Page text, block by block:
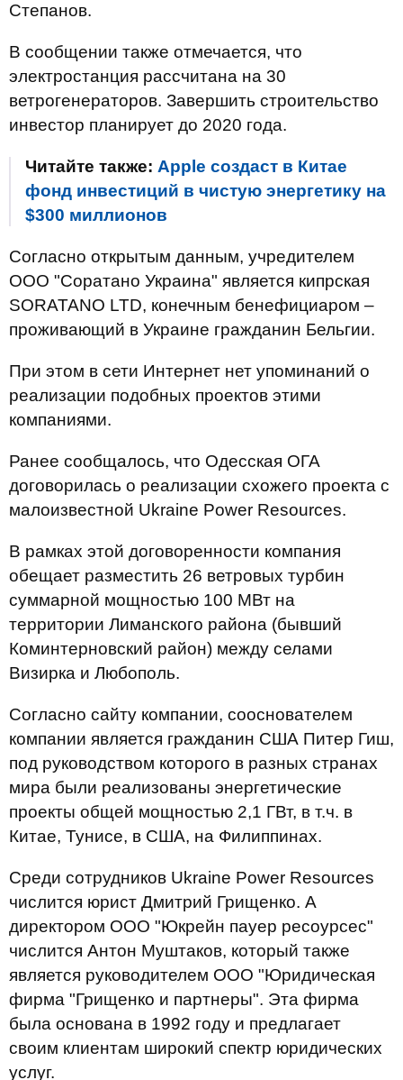
Степанов.
В сообщении также отмечается, что
электростанция рассчитана на 30
ветрогенераторов. Завершить строительство
инвестор планирует до 2020 года.
Читайте также: Apple создаст в Китае
фонд инвестиций в чистую энергетику на
$300 миллионов
Согласно открытым данным, учредителем
ООО "Соратано Украина" является кипрская
SORATANO LTD, конечным бенефициаром –
проживающий в Украине гражданин Бельгии.
При этом в сети Интернет нет упоминаний о
реализации подобных проектов этими
компаниями.
Ранее сообщалось, что Одесская ОГА
договорилась о реализации схожего проекта с
малоизвестной Ukraine Power Resources.
В рамках этой договоренности компания
обещает разместить 26 ветровых турбин
суммарной мощностью 100 МВт на
территории Лиманского района (бывший
Коминтерновский район) между селами
Визирка и Любополь.
Согласно сайту компании, сооснователем
компании является гражданин США Питер Гиш,
под руководством которого в разных странах
мира были реализованы энергетические
проекты общей мощностью 2,1 ГВт, в т.ч. в
Китае, Тунисе, в США, на Филиппинах.
Среди сотрудников Ukraine Power Resources
числится юрист Дмитрий Грищенко. А
директором ООО "Юкрейн пауер ресоурсес"
числится Антон Муштаков, который также
является руководителем ООО "Юридическая
фирма "Грищенко и партнеры". Эта фирма
была основана в 1992 году и предлагает
своим клиентам широкий спектр юридических
услуг.